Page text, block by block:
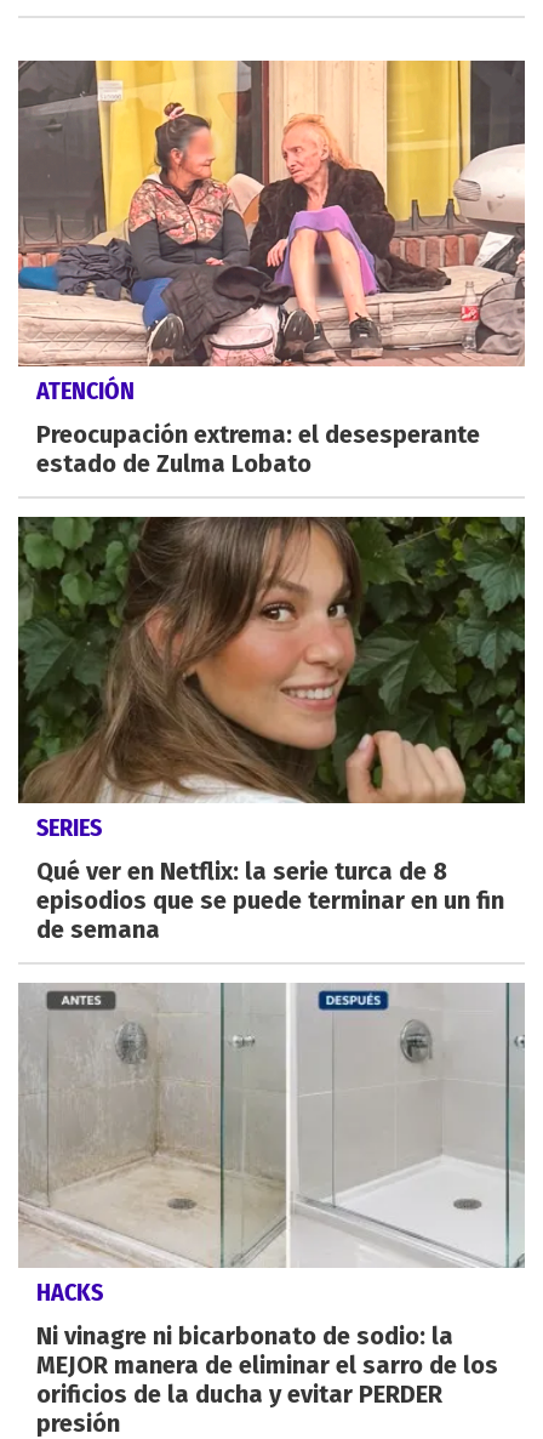
ATENCIÓN
Preocupación extrema: el desesperante
estado de Zulma Lobato
SERIES
Qué ver en Netflix: la serie turca de 8
episodios que se puede terminar en un fin
de semana
HACKS
Ni vinagre ni bicarbonato de sodio: la
MEJOR manera de eliminar el sarro de los
orificios de la ducha y evitar PERDER
presión